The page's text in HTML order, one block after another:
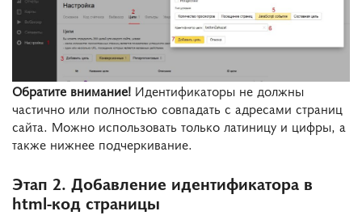
Обратите внимание! Идентификаторы не должны
частично или полностью совпадать с адресами страниц
сайта. Можно использовать только латиницу и цифры, а
также нижнее подчеркивание.
Этап 2. Добавление идентификатора в
html-код страницы